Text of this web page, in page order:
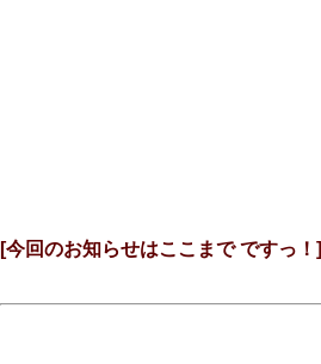
[今回のお知らせはここまで ですっ！]